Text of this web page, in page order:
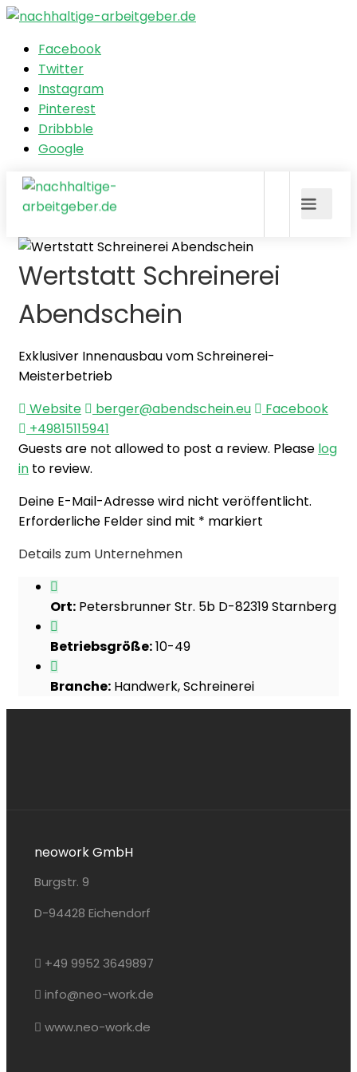
Facebook
Twitter
Instagram
Pinterest
Dribbble
Google
Wertstatt Schreinerei
Abendschein
Exklusiver Innenausbau vom Schreinerei-
Meisterbetrieb
Website
berger@abendschein.eu
Facebook
+49815115941
Guests are not allowed to post a review. Please log
in to review.
Deine E-Mail-Adresse wird nicht veröffentlicht.
Erforderliche Felder sind mit * markiert
Details zum Unternehmen
Ort: Petersbrunner Str. 5b D-82319 Starnberg
Betriebsgröße:10-49
Branche: Handwerk, Schreinerei
neowork GmbH
Burgstr. 9
D-94428 Eichendorf
+49 9952 3649897
info@neo-work.de
www.neo-work.de